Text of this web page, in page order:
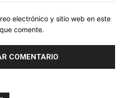
electrónico y sitio web en este
comente.